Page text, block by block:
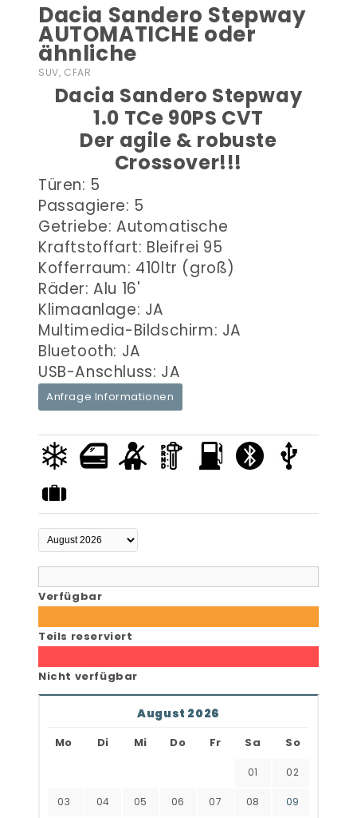
Dacia Sandero Stepway
AUTOMATICHE oder
ähnliche
SUV, CFAR
Dacia Sandero Stepway
1.0 TCe 90PS CVT
Der agile & robuste
Crossover!!!
Türen: 5
Passagiere: 5
Getriebe: Automatische
Kraftstoffart: Bleifrei 95
Kofferraum: 410ltr (groß)
Räder: Alu 16'
Klimaanlage: JA
Multimedia-Bildschirm: JA
Bluetooth: JA
USB-Anschluss: JA
Anfrage Informationen
Verfügbar
Teils reserviert
Nicht verfügbar
August 2026
Mo Di Mi Do Fr Sa So
01 02
03 04 05 06 07 08 09